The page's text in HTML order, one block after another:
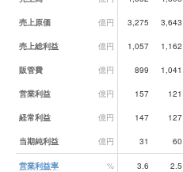
売上原価 億円 3,275 3,643
売上総利益 億円 1,057 1,162
販管費 億円 899 1,041
営業利益 億円 157 121
経常利益 億円 147 127
当期純利益 億円 31 60
営業利益率 % 3.6 2.5